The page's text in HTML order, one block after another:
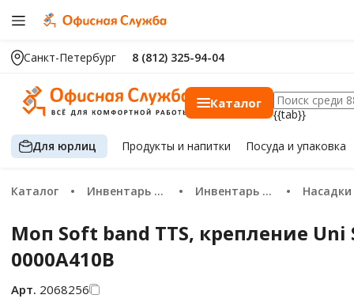
Санкт-Петербург 8 (812) 325-94-04
Каталог
{{tab}}
Для юрлиц Продуктыи напитки Посуда и упаковка
Каталог Инвентарь и техника для уборки Инвентарь для уборки пола Насадки моющие на
Моп Soft band TTS, крепление
0000A410B
Арт. 2068256